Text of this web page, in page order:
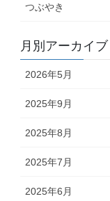
つぶやき
月別アーカイブ
2026年5月
2025年9月
2025年8月
2025年7月
2025年6月